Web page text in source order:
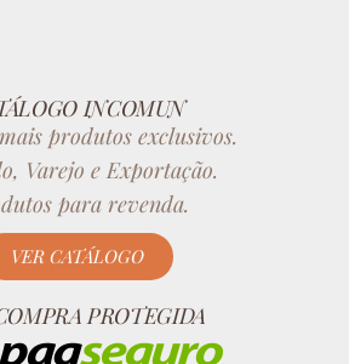
INCOMUN
produtos exclusivos.
Varejo e Exportação.
para revenda.
VER CATÁLOGO
PROTEGIDA